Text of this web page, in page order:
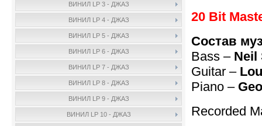
ВИНИЛ LP 3 - ДЖАЗ
ВИНИЛ LP 4 - ДЖАЗ
ВИНИЛ LP 5 - ДЖАЗ
ВИНИЛ LP 6 - ДЖАЗ
ВИНИЛ LP 7 - ДЖАЗ
ВИНИЛ LP 8 - ДЖАЗ
ВИНИЛ LP 9 - ДЖАЗ
ВИНИЛ LP 10 - ДЖАЗ
20 Bit
Состав
Bass – Neil
Guitar –
Piano –
Recorded